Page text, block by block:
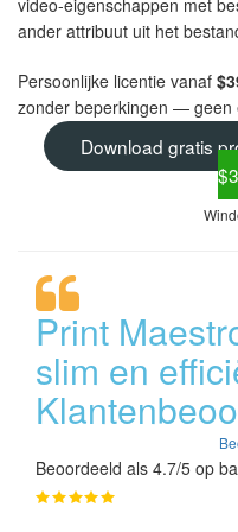
ander attribuut uit het
Persoonlijke licentie vanaf
zonder beperkingen — geen
Download gratis
Print
slim en
Beoordeeld als 4.7/5 op